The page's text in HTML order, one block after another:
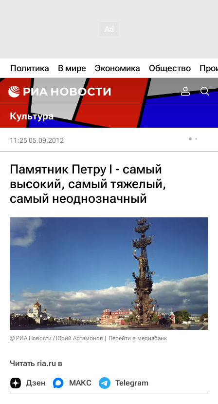
Политика В мире Экономика Общество
Культура
11:25 05.09.2012
Памятник Петру I - самый
высокий, самый тяжелый,
самый неоднозначный
© РИА Новости / Юрий Артамонов Перейти в медиабанк
Читать ria.ru в
Дзен МАКС Telegram